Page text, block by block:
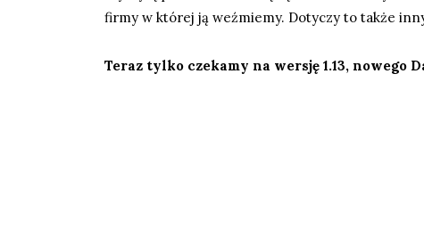
firmy w której ją weźmiemy. Dotyczy to także
Teraz tylko czekamy na wersję 1.13, nowego